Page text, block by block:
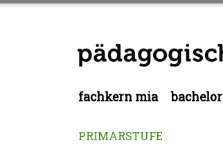
fachkern mia bachelor
PRIMARSTUFE